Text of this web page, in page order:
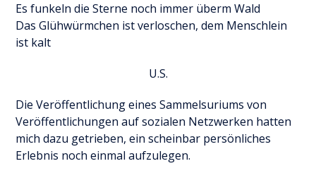
Es funkeln die Sterne noch immer überm Wald
Das Glühwürmchen ist verloschen, dem Menschlein
ist kalt
U.S.
Die Veröffentlichung eines Sammelsuriums von
Veröffentlichungen auf sozialen Netzwerken hatten
mich dazu getrieben, ein scheinbar persönliches
Erlebnis noch einmal aufzulegen.